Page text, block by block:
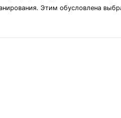
Этим обусловлена